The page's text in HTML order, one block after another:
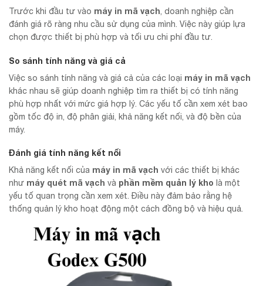
Trước khi đầu tư vào máy in mã vạch, doanh nghiệp cần
đánh giá rõ ràng nhu cầu sử dụng của mình. Việc này giúp lựa
chọn được thiết bị phù hợp và tối ưu chi phí đầu tư.
So sánh tính năng và giá cả
Việc so sánh tính năng và giá cả của các loại máy in mã vạch
khác nhau sẽ giúp doanh nghiệp tìm ra thiết bị có tính năng
phù hợp nhất với mức giá hợp lý. Các yếu tố cần xem xét bao
gồm tốc độ in, độ phân giải, khả năng kết nối, và độ bền của
máy.
Đánh giá tính năng kết nối
Khả năng kết nối của máy in mã vạch với các thiết bị khác
như máy quét mã vạch và phần mềm quản lý kho là một
yếu tố quan trọng cần xem xét. Điều này đảm bảo rằng hệ
thống quản lý kho hoạt động một cách đồng bộ và hiệu quả.